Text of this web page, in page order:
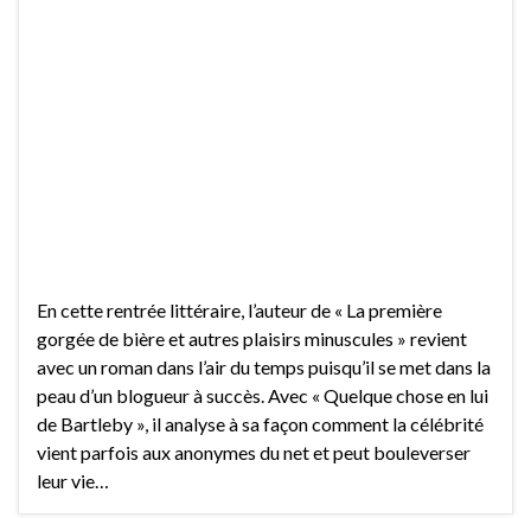
En cette rentrée littéraire, l’auteur de « La première
gorgée de bière et autres plaisirs minuscules » revient
avec un roman dans l’air du temps puisqu’il se met dans la
peau d’un blogueur à succès. Avec « Quelque chose en lui
de Bartleby », il analyse à sa façon comment la célébrité
vient parfois aux anonymes du net et peut bouleverser
leur vie…